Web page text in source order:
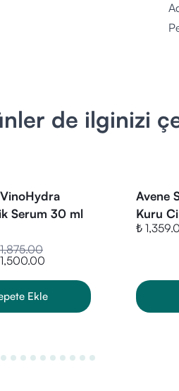
de ilginizi
Serum 30 ml
Ekle
Avene
Kuru
Kremi
₺